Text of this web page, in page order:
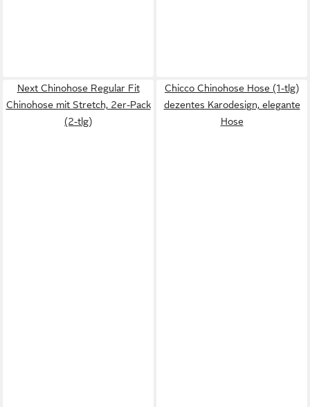
Next Chinohose Regular Fit
Chinohose mit Stretch, 2er-Pack
(2-tlg)
Chicco Chinohose Hose (1-tlg)
dezentes Karodesign, elegante
Hose